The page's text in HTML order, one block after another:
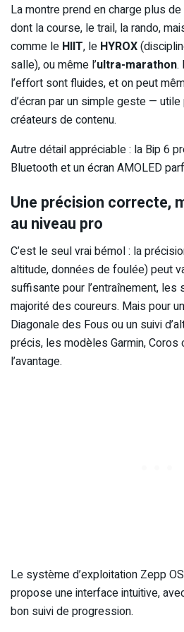
La montre prend en charge plus
dont la course, le trail, la rando,
comme le HIIT, le HYROX
salle), ou même l’ultra-marathon.
l’effort sont fluides, et on peut
d’écran par un simple geste —
créateurs de contenu.
Autre détail appréciable : la Bip 6
Bluetooth et un écran AMOLED
Une précision correcte,
au niveau pro
C’est le seul vrai bémol : la
altitude, données de foulée) peut
suffisante pour l’entraînement,
majorité des coureurs. Mais pour
Diagonale des Fous ou un suivi
précis, les modèles Garmin, Coros
l’avantage.
Le système d’exploitation Zepp
propose une interface intuitive,
bon suivi de progression.